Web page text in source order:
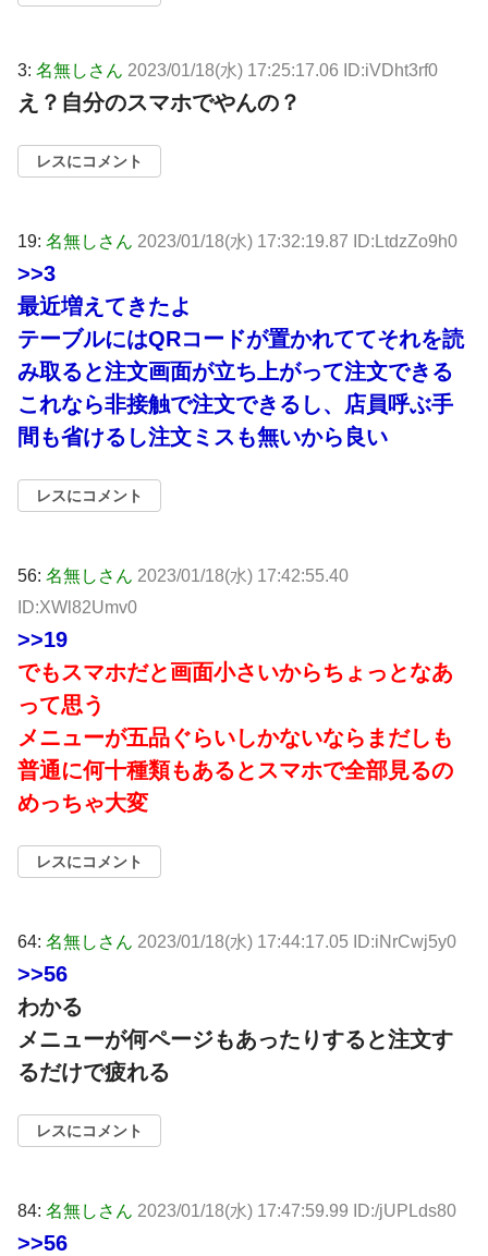
3: 名無しさん 2023/01/18(水) 17:25:17.06 ID:iVDht3rf0
え？自分のスマホでやんの？
レスにコメント
19: 名無しさん 2023/01/18(水) 17:32:19.87 ID:LtdzZo9h0
>>3
最近増えてきたよ
テーブルにはQRコードが置かれててそれを読
み取ると注文画面が立ち上がって注文できる
これなら非接触で注文できるし、店員呼ぶ手
間も省けるし注文ミスも無いから良い
レスにコメント
56: 名無しさん 2023/01/18(水) 17:42:55.40
ID:XWl82Umv0
>>19
でもスマホだと画面小さいからちょっとなあ
って思う
メニューが五品ぐらいしかないならまだしも
普通に何十種類もあるとスマホで全部見るの
めっちゃ大変
レスにコメント
64: 名無しさん 2023/01/18(水) 17:44:17.05 ID:iNrCwj5y0
>>56
わかる
メニューが何ページもあったりすると注文す
るだけで疲れる
レスにコメント
84: 名無しさん 2023/01/18(水) 17:47:59.99 ID:/jUPLds80
>>56